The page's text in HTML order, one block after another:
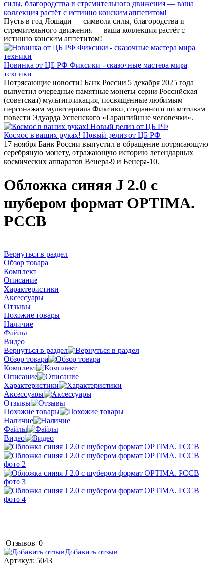
силы, благородства и стремительного движения — ваша
коллекция растёт с истинно конским аппетитом!
Пусть в год Лошади — символа силы, благородства и
стремительного движения — ваша коллекция растёт с
истинно конским аппетитом!
Новинка от ЦБ РФ Фиксики - сказочные мастера мира
техники
Потрясающие новости! Банк России 5 декабря 2025 года
выпустил очередные памятные монеты серии Российская
(советская) мультипликация, посвященные любимым
персонажам мультсериала Фиксики, созданного по мотивам
повести Эдуарда Успенского «Гарантийные человечки».
Космос в ваших руках! Новый релиз от ЦБ РФ
17 ноября Банк России выпустил в обращение потрясающую
серебряную монету, отражающую историю легендарных
космических аппаратов Венера-9 и Венера-10.
Обложка синяя J 2.0 с
шубером формат OPTIMA.
РССВ
Вернуться в раздел
Обзор товара
Комплект
Описание
Характеристики
Аксессуары
Отзывы
Похожие товары
Наличие
Файлы
Видео
Вернуться в раздел
Обзор товара
Комплект
Описание
Характеристики
Аксессуары
Отзывы
Похожие товары
Наличие
Файлы
Видео
Отзывов: 0
Добавить отзыв
Артикул: 5043